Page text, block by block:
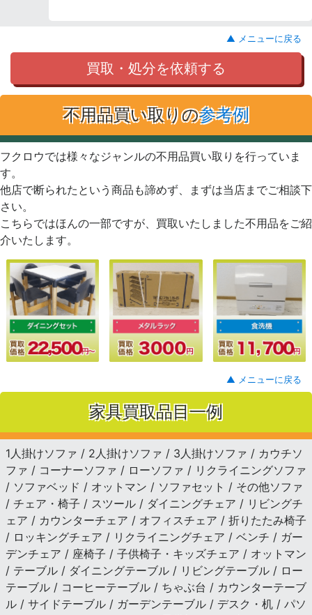
▲ メニューに戻る
買取・処分を依頼する
不用品買い取りの参考例
フクロウでは様々なジャンルの不用品買い取りを行っていま
す。
他店で断られたという商品も諦めず、まずは当店までご相談下
さい。
こちらではほんの一部ですが、買取いたしました不用品をご紹
介いたします。
▲ メニューに戻る
家具買取品目一例
1人掛けソファ / 2人掛けソファ / 3人掛けソファ / カウチソ
ファ / コーナーソファ / ローソファ / リクライニングソファ
/ ソファベッド / オットマン / ソファセット / その他ソファ
/ チェア・椅子 / スツール / ダイニングチェア / リビングチ
ェア / カウンターチェア / オフィスチェア / 折りたたみ椅子
/ ロッキングチェア / リクライニングチェア / ベンチ / ガー
デンチェア / 座椅子 / 子供椅子・キッズチェア / オットマン
/ テーブル / ダイニングテーブル / リビングテーブル / ロー
テーブル / コーヒーテーブル / ちゃぶ台 / カウンターテーブ
ル / サイドテーブル / ガーデンテーブル / デスク・机 / パソ